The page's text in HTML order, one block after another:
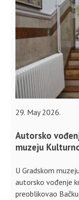
29. May 2026.
Autorsko
muzeju
U Gradskom
autorsko vođenje
preoblikovao